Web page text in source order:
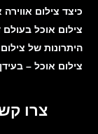
כיצד צילום אווירה
צילום אוכל בעולם
היתרונות של
צילום אוכל –
צרו